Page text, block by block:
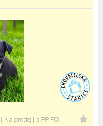
Na prodej s PP FCI